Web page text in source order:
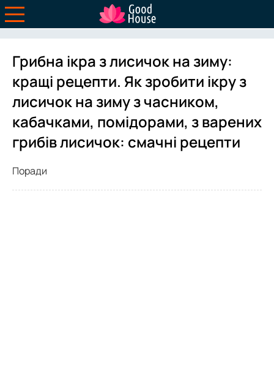
Грибна ікра з лисичок на зиму:
кращі рецепти. Як зробити ікру з
лисичок на зиму з часником,
кабачками, помідорами, з варених
грибів лисичок: смачні рецепти
Поради